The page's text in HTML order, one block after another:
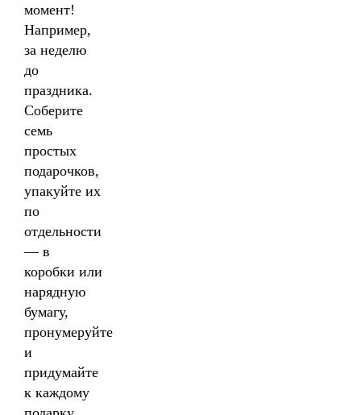
момент!
Например,
за неделю
до
праздника.
Соберите
семь
простых
подарочков,
упакуйте их
по
отдельности
— в
коробки или
нарядную
бумагу,
пронумеруйте
и
придумайте
к каждому